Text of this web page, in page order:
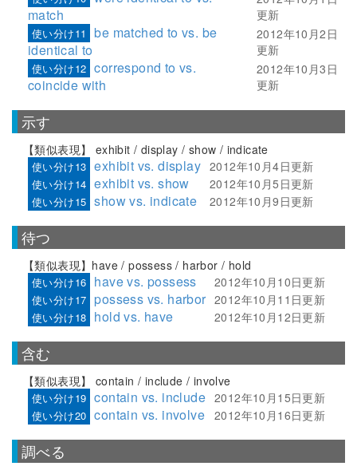
match
更新
使い分け11
be matched to vs. be
identical to
2012年10月2日
更新
使い分け12 correspond to vs.
coincide with
2012年10月3日
更新
示す
【類似表現】 exhibit / display / show / indicate
使い分け13 exhibit vs. display 2012年10月4日更新
使い分け14 exhibit vs. show 2012年10月5日更新
使い分け15 show vs. indicate 2012年10月9日更新
待つ
【類似表現】have / possess / harbor / hold
使い分け16 have vs. possess 2012年10月10日更新
使い分け17 possess vs. harbor 2012年10月11日更新
使い分け18 hold vs. have 2012年10月12日更新
含む
【類似表現】 contain / include / involve
使い分け19 contain vs. include 2012年10月15日更新
使い分け20 contain vs. involve 2012年10月16日更新
調べる